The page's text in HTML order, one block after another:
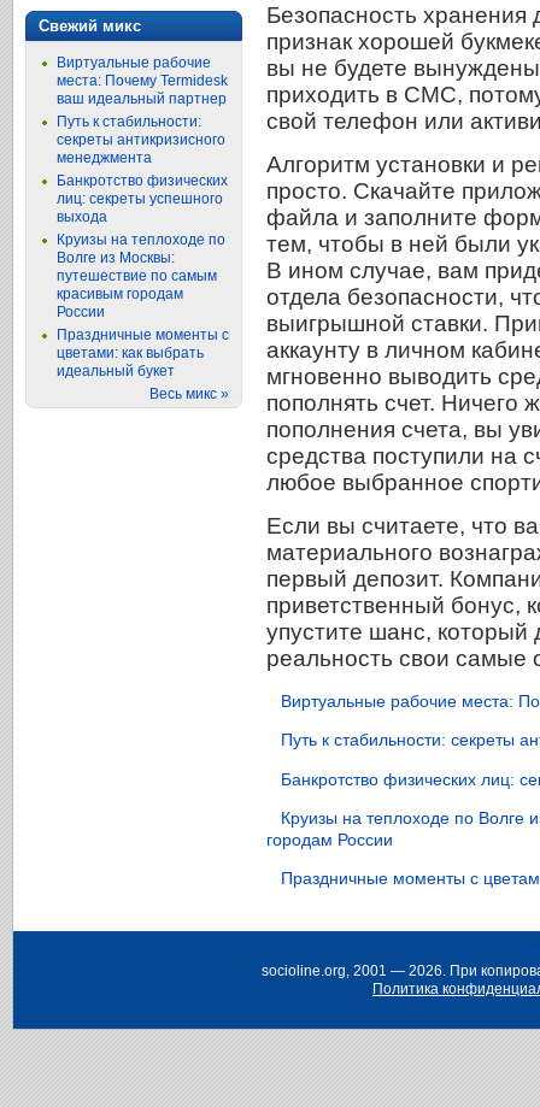
Безопасность хранения
признак хорошей
вы не будете
приходить в СМС,
свой телефон или
Алгоритм установки и
просто. Скачайте
файла и заполните
тем, чтобы в ней были
В ином случае, вам
отдела безопасности,
выигрышной ставки.
аккаунту в личном
мгновенно выводить
пополнять счет. Ничего
пополнения счета, вы
средства поступили на
любое выбранное
Если вы считаете, что
материального
первый депозит.
приветственный бонус,
упустите шанс, который
реальность свои самые
Виртуальные рабочие места:
Путь к стабильности: секреты
Банкротство физических лиц:
Круизы на теплоходе по Волге
городам России
Праздничные моменты с
Свежий микс
Виртуальные рабочие
места: Почему Termidesk
ваш идеальный партнер
Путь к стабильности:
секреты антикризисного
менеджмента
Банкротство физических
лиц: секреты успешного
выхода
Круизы на теплоходе по
Волге из Москвы:
путешествие по самым
красивым городам
России
Праздничные моменты с
цветами: как выбрать
идеальный букет
Весь микс »
socioline.org, 2001 — 2026. При
Политика